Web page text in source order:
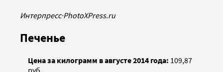
Интерпресс·PhotoXPress.ru
Печенье
Цена за килограмм в августе 2014 года: 109,87
руб.